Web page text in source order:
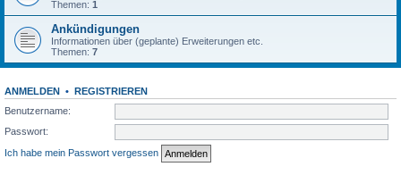
Themen: 1
Ankündigungen
Informationen über (geplante) Erweiterungen etc.
Themen: 7
ANMELDEN • REGISTRIEREN
Benutzername:
Passwort:
Ich habe mein Passwort vergessen